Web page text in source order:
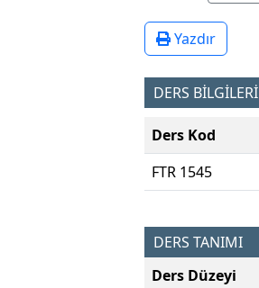
Yazdır
DERS BİLGİLERİ
Ders Kod
FTR 1545
DERS TANIMI
Ders Düzeyi